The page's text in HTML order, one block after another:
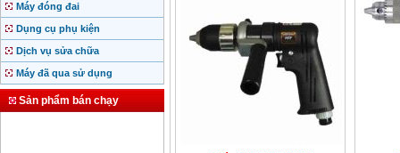
Máy đóng đai
Dụng cụ phụ kiện
Dịch vụ sửa chữa
Máy đã qua sử dụng
Sản phẩm bán chạy